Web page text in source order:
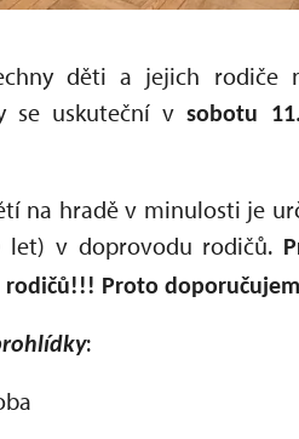
děti a jejich rodiče
se uskuteční v sobotu
na hradě v minulosti je
let) v doprovodu rodičů.
Proto
: